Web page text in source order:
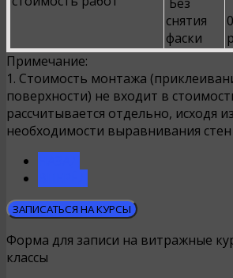
Без
снятия
фаски
Примечание:
1. Стоимость монтажа
поверхности) не входит в
рассчитывается отдельно, исходя из
необходимости выравнивания стен
ЗАПИСАТЬСЯ НА КУРСЫ
Форма для записи на витражные
классы